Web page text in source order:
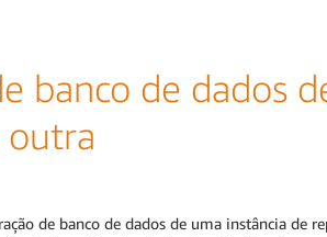
banco de dados
outra
de banco de dados de uma instância de